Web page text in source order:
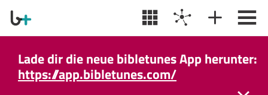
Lade dir die neue bibletunes App herunter:
https://app.bibletunes.com/